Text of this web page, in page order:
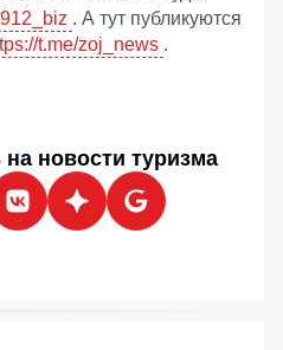
. А тут публикуются
t.me/zoj_news .
новости туризма